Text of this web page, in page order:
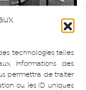
technologies telles
informations des
permettra de traiter
ou les ID uniques
© Vincent Chevillon